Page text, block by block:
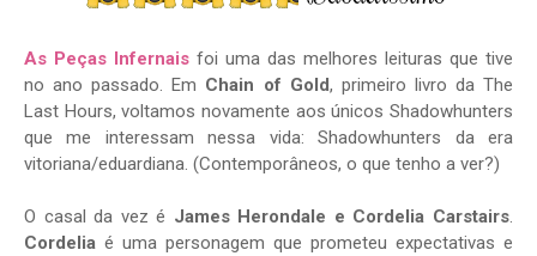
As Peças Infernais foi uma das melhores leituras que tive
no ano passado. Em Chain of Gold, primeiro livro da The
Last Hours, voltamos novamente aos únicos Shadowhunters
que me interessam nessa vida: Shadowhunters da era
vitoriana/eduardiana. (Contemporâneos, o que tenho a ver?)
O casal da vez é James Herondale e Cordelia Carstairs.
Cordelia é uma personagem que prometeu expectativas e